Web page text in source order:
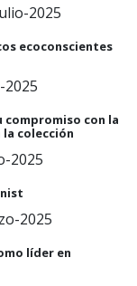
2025
ecoconscientes
2025
compromiso con la
colección
2025
2025
líder en